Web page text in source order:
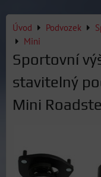
Úvod Podvozek
Mini
Sportovní
stavitelný
Mini